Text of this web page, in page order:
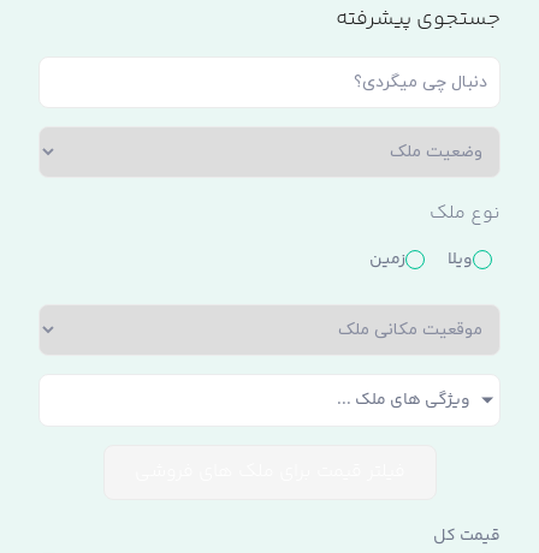
جستجوی پیشرفته
نوع ملک
ویلا زمین
ویژگی های ملک ...
قیمت کل